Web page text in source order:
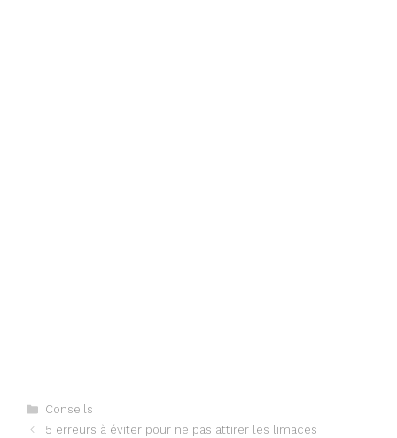
Categories
Conseils
5 erreurs à éviter pour ne pas attirer les limaces